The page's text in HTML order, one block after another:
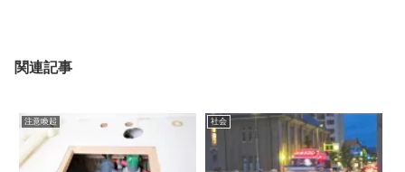
関連記事
注意喚起 社会